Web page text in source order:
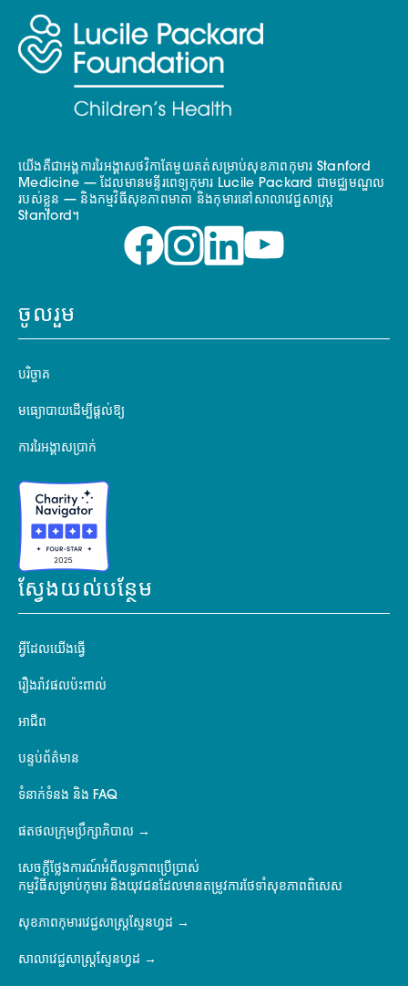
យើងគឺជាអង្គការរៃអង្គាសថវិកាតែមួយគត់សម្រាប់សុខភាពកុមារ Stanford
Medicine — ដែលមានមន្ទីរពេទ្យកុមារ Lucile Packard ជាមជ្ឈមណ្ឌល
របស់ខ្លួន — និងកម្មវិធីសុខភាពមាតា និងកុមារនៅសាលាវេជ្ជសាស្ត្រ
Stanford។
ចូលរួម
បរិច្ចាគ
មធ្យោបាយដើម្បីផ្តល់ឱ្យ
ការរៃអង្គាសប្រាក់
ស្វែងយល់បន្ថែម
អ្វីដែលយើងធ្វើ
រឿងរ៉ាវផលប៉ះពាល់
អាជីព
បន្ទប់ព័ត៌មាន
ទំនាក់ទំនង និង FAQ
ផតថលក្រុមប្រឹក្សាភិបាល
សេចក្តីថ្លែងការណ៍អំពីលទ្ធភាពប្រើប្រាស់
កម្មវិធីសម្រាប់កុមារ និងយុវជនដែលមានតម្រូវការថែទាំសុខភាពពិសេស
សុខភាពកុមារវេជ្ជសាស្ត្រស្ទែនហ្វដ
សាលាវេជ្ជសាស្ត្រស្ទែនហ្វដ